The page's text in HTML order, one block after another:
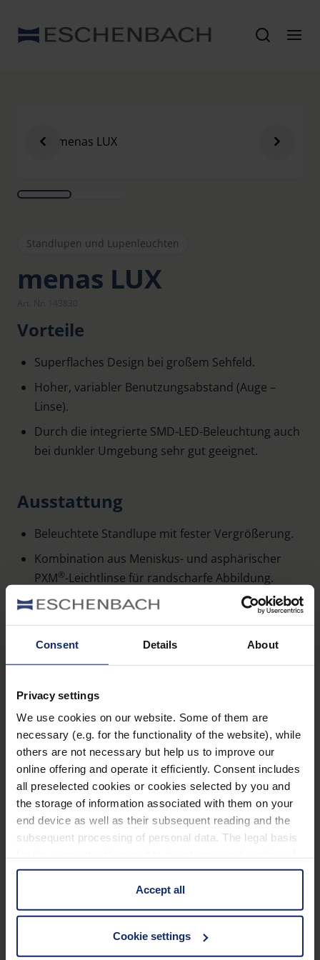
Consent Details About
Privacy settings
We use cookies on our website. Some of them are
necessary (e.g. for the functionality of the website), while
others are not necessary but help us to improve our
online offering and operate it efficiently. Consent includes
all preselected cookies or cookies selected by you and
the storage of information associated with them on your
end device as well as their subsequent reading and the
subsequent processing of personal data. The legal basis
information is Art. 25 para. 1 TDDDG and with regard to
the processing of personal data Art. 6 para. 1 lit. a
GDPR. We also use cookies from third-party providers.
cases, the consent in these cases the transfer of data to
third countries, in particular to the U.S.A.
Accept all
Cookie settings
Standlupen und Lupenleuchten
menas LUX
Vorteile
Superflaches Design bei großem Sehfeld.
Hoher, variabler Benutzungsabstand (Auge –
Linse).
Durch die integrierte SMD-LED-Beleuchtung auch
bei dunkler Umgebung sehr gut geeignet.
Ausstattung
Beleuchtete Standlupe mit fester Vergrößerung.
Kombination aus Meniskus- und asphärischer
PXM®-Leichtlinse für randscharfe Abbildung.
Objekt- und Bildlage in nahezu einer Ebene.
Zubehör
Technische Daten
Zubehör
Linseneigenschaften